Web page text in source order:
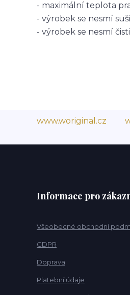
- maximální teplota
- výrobek se nesmí
- výrobek se nesmí
www.woriginal.cz
Informace pro
Všeobecné obchodní
GDPR
Doprava
Platební údaje